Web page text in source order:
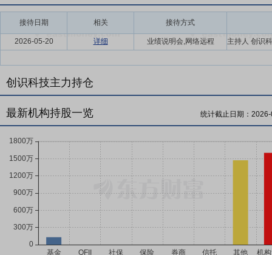
接待日期 相关 接待方式
2026-05-20 详细 业绩说明会,网络远程
创识科技主力持仓
最新机构持股一览 统计截止日期：